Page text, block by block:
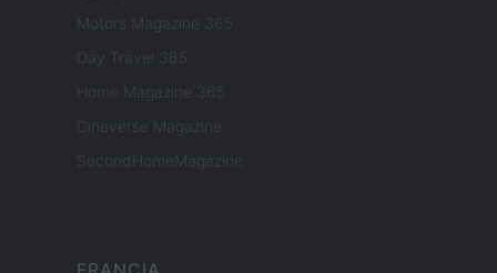
Motors Magazine 365
Day Travel 365
Home Magazine 365
Cineverse Magazine
SecondHomeMagazine